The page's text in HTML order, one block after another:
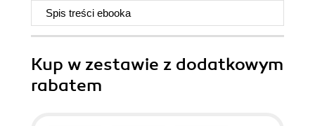
Spis treści ebooka
Kup w zestawie z dodatkowym
rabatem